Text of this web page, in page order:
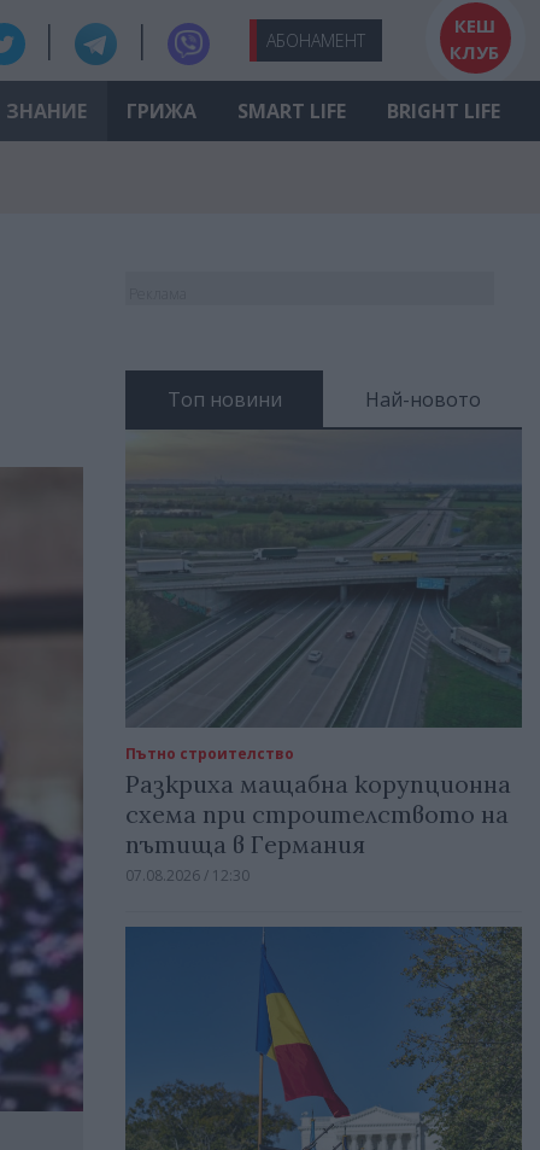
АБОНАМЕНТ
КЕШ
КЛУБ
ЗНАНИЕ ГРИЖА SMART LIFE BRIGHT LIFE
Топ новини Най-новото
Пътно строителство
Разкриха мащабна корупционна
схема при строителството на
пътища в Германия
07.08.2026 / 12:30